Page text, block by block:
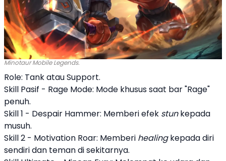
Minotaur Mobile Legends.
Role: Tank atau Support.
Skill Pasif - Rage Mode: Mode khusus saat bar "Rage"
penuh.
Skill 1 - Despair Hammer: Memberi efek stunkepada
musuh.
Skill 2 - Motivation Roar: Memberi healingkepada diri
sendiri dan teman di sekitarnya.